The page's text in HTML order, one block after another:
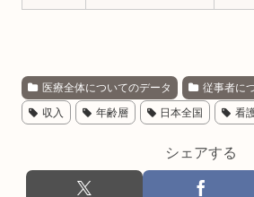
医療全体についてのデータ 従事者に
収入 年齢層 日本全国 看
シェアする